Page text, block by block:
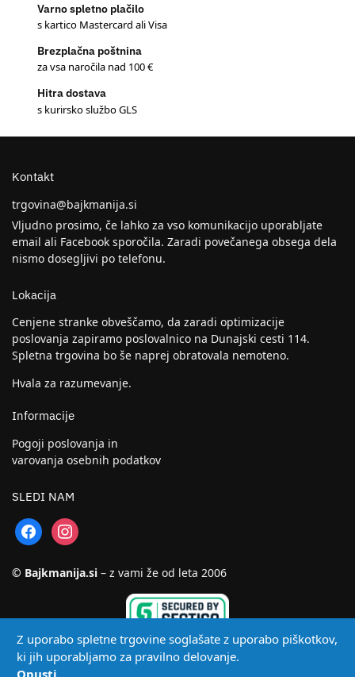
Z uporabo spletne trgovine soglašate z uporabo piškotkov,
ki jih uporabljamo za pravilno delovanje.
Opusti
Varno spletno plačilo
s kartico Mastercard ali Visa
Brezplačna poštnina
za vsa naročila nad 100 €
Hitra dostava
s kurirsko službo GLS
Kontakt
trgovina@bajkmanija.si
Vljudno prosimo, če lahko za vso komunikacijo uporabljate
email ali Facebook sporočila. Zaradi povečanega obsega dela
nismo dosegljivi po telefonu.
Lokacija
Cenjene stranke obveščamo, da zaradi optimizacije
poslovanja zapiramo poslovalnico na Dunajski cesti 114.
Spletna trgovina bo še naprej obratovala nemoteno.
Hvala za razumevanje.
Informacije
Pogoji poslovanja in
varovanja osebnih podatkov
SLEDI NAM
© Bajkmanija.si – z vami že od leta 2006